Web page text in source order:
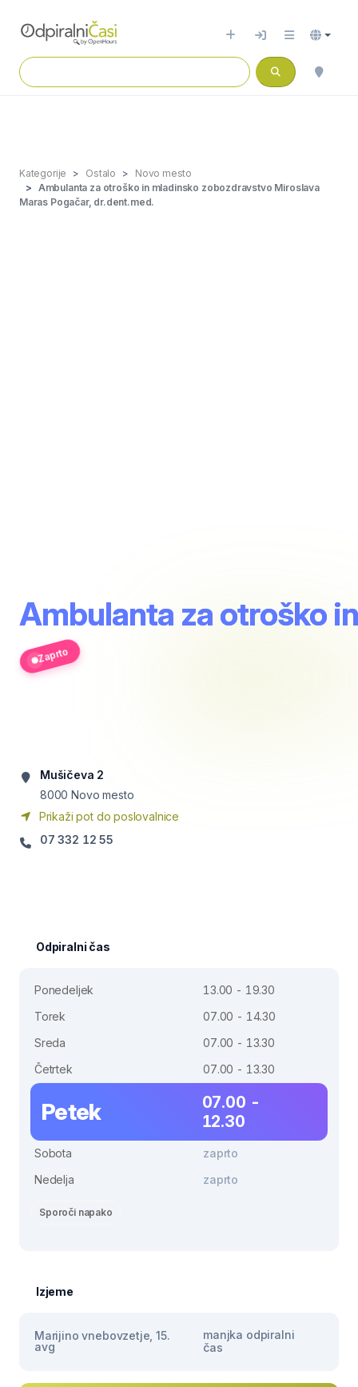
Kategorije Ostalo
Novo mesto
Ambulanta za otroško in mladinsko zobozdravstvo Miroslava
Maras Pogačar, dr.dent.med.
Ambulanta za otroško
Zaprto
Mušičeva 2
8000 Novo mesto
Prikaži pot do poslovalnice
07 332 12 55
Odpiralni čas
Ponedeljek
13.00 - 19.30
Torek
07.00 - 14.30
Sreda
07.00 - 13.30
Četrtek
07.00 - 13.30
Petek
07.00 -
12.30
Sobota
zaprto
Nedelja
zaprto
Sporoči napako
Izjeme
Marijino vnebovzetje, 15.
avg
manjka odpiralni
čas